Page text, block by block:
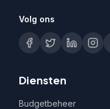
Volg ons
Diensten
Budgetbeheer